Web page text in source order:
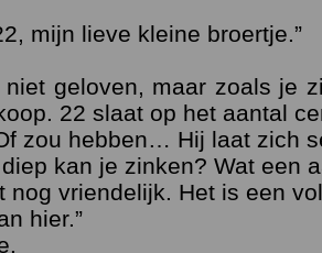
mijn lieve kleine broertje.”
niet geloven, maar zoals je
22 slaat op het aantal
zou hebben… Hij laat zich
kan je zinken? Wat een
nog vriendelijk. Het is een
hier.”